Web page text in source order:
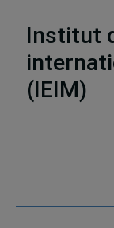
Institut
(IEIM)